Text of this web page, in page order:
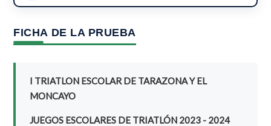
FICHA DE LA PRUEBA
I TRIATLON ESCOLAR DE TARAZONA Y EL
MONCAYO
JUEGOS ESCOLARES DE TRIATLÓN 2023 - 2024